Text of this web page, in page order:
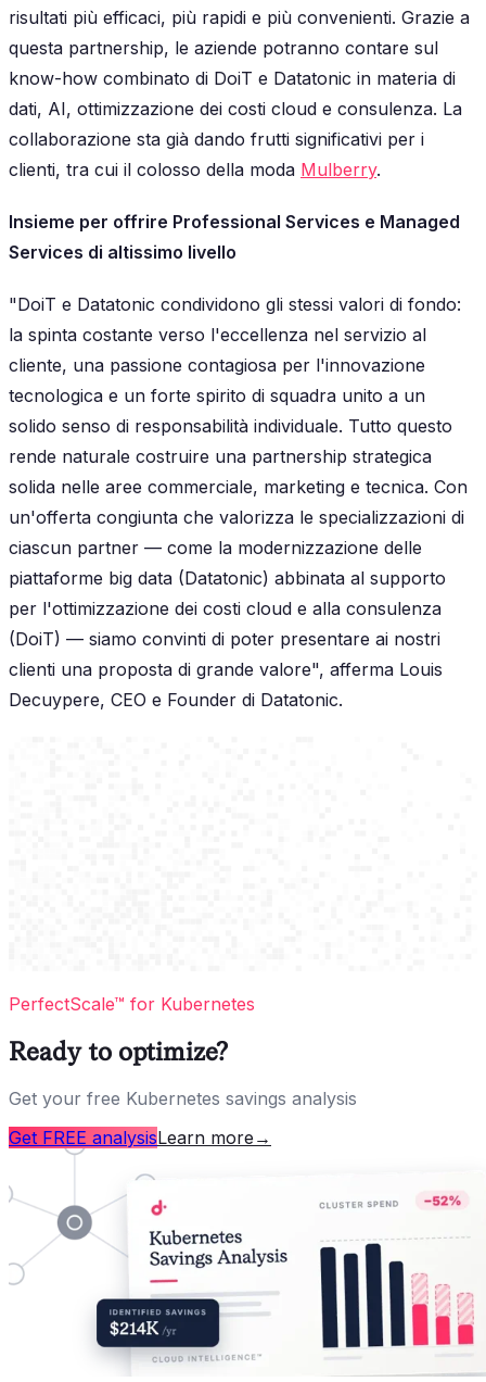
risultati più efficaci, più rapidi e più convenienti. Grazie a
questa partnership, le aziende potranno contare sul
know-how combinato di DoiT e Datatonic in materia di
dati, AI, ottimizzazione dei costi cloud e consulenza. La
collaborazione sta già dando frutti significativi per i
clienti, tra cui il colosso della moda Mulberry.
Insieme per offrire Professional Services e Managed
Services di altissimo livello
"DoiT e Datatonic condividono gli stessi valori di fondo:
la spinta costante verso l'eccellenza nel servizio al
cliente, una passione contagiosa per l'innovazione
tecnologica e un forte spirito di squadra unito a un
solido senso di responsabilità individuale. Tutto questo
rende naturale costruire una partnership strategica
solida nelle aree commerciale, marketing e tecnica. Con
un'offerta congiunta che valorizza le specializzazioni di
ciascun partner — come la modernizzazione delle
piattaforme big data (Datatonic) abbinata al supporto
per l'ottimizzazione dei costi cloud e alla consulenza
(DoiT) — siamo convinti di poter presentare ai nostri
clienti una proposta di grande valore", afferma Louis
Decuypere, CEO e Founder di Datatonic.
PerfectScale™ for Kubernetes
Ready to optimize?
Get your free Kubernetes savings analysis
Get FREE analysisLearn more →